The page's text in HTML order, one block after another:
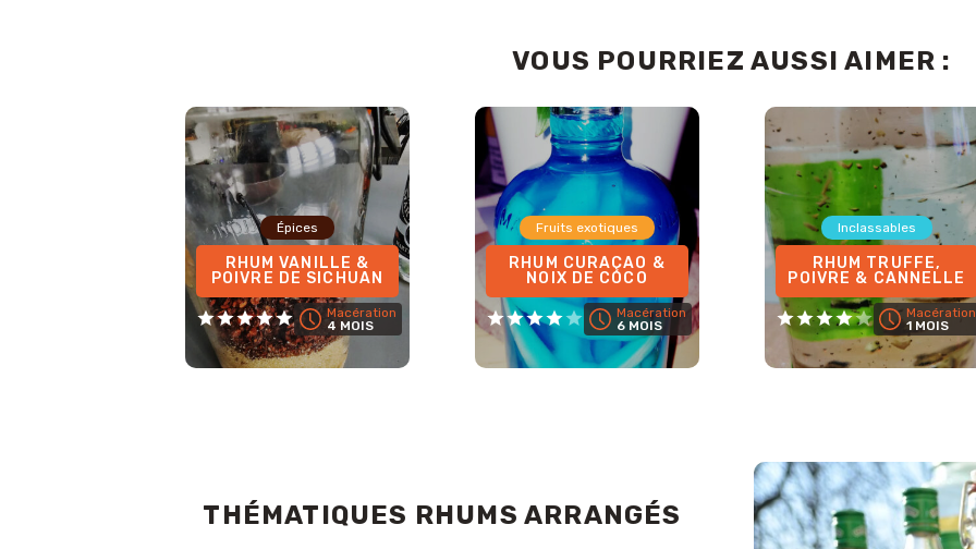
VOUS POURRIEZ AUSSI AIMER :
Épices
RHUM VANILLE &
POIVRE DE SICHUAN
Macération
4 MOIS
Fruits exotiques
RHUM CURAÇAO &
NOIX DE COCO
Macération
6 MOIS
Inclassables
RHUM TRUFFE,
POIVRE & CANNELLE
Macération
1 MOIS
THÉMATIQUES RHUMS ARRANGÉS